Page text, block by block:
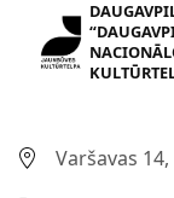
Varšavas